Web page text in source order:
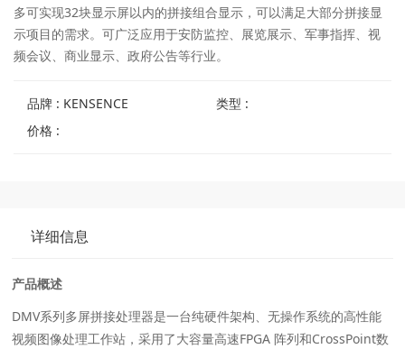
多可实现32块显⽰屏以内的拼接组合显⽰，可以满⾜⼤部分拼接显
⽰项⽬的需求。可⼴泛应⽤于安防监控、展览展⽰、军事指挥、视
频会议、商业显⽰、政府公告等⾏业。
品牌 : KENSENCE
类型 :
价格 :
详细信息
产品概述
DMV系列多屏拼接处理器是⼀台纯硬件架构、⽆操作系统的⾼性能
视频图像处理⼯作站，采⽤了⼤容量⾼速FPGA 阵列和CrossPoint数